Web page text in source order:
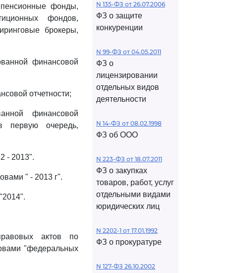
пенсионные фонды,
фондов,
брокеры,
финансовой
отчетности;
финансовой
первую очередь,
- 2013".
" - 2013 г".
актов по
"федеральных
N 135-ФЗ от 26.07.2006
ФЗ о защите
конкуренции
N 99-ФЗ от 04.05.2011
ФЗ о
лицензировании
отдельных видов
деятельности
N 14-ФЗ от 08.02.1998
ФЗ об ООО
N 223-ФЗ от 18.07.2011
ФЗ о закупках
товаров, работ, услуг
отдельными видами
юридических лиц
N 2202-1 от 17.01.1992
ФЗ о прокуратуре
N 127-ФЗ 26.10.2002